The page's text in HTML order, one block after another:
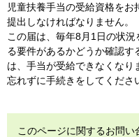
児童扶養手当の受給資格を
提出しなければなりません。
この届は、毎年8月1日の状
る要件があるかどうか確認す
は、手当が受給できなくなり
忘れずに手続きをしてくださ
このページに関するお問